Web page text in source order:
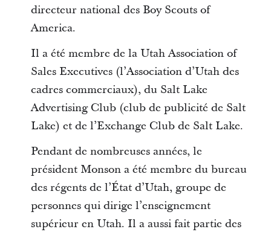
directeur national des Boy Scouts of
America.
Il a été membre de la Utah Association of
Sales Executives (l’Association d’Utah des
cadres commerciaux), du Salt Lake
Advertising Club (club de publicité de Salt
Lake) et de l’Exchange Club de Salt Lake.
Pendant de nombreuses années, le
président Monson a été membre du bureau
des régents de l’État d’Utah, groupe de
personnes qui dirige l’enseignement
supérieur en Utah. Il a aussi fait partie des